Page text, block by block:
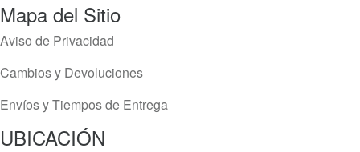
Mapa del Sitio
Aviso de Privacidad
Cambios y Devoluciones
Envíos y Tiempos de Entrega
UBICACIÓN